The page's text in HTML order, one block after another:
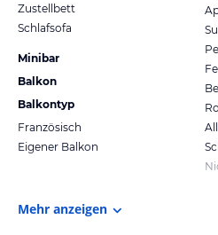
Zustellbett
Schlafsofa
Minibar
Balkon
Balkontyp
Französisch
Eigener Balkon
Mehr anzeigen